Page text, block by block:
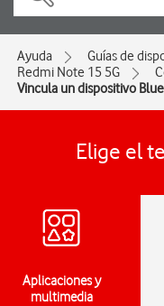
Ayuda Guías de
Redmi Note 15 5G
Vincula un dispositivo
Elige el
Aplicaciones y
multimedia